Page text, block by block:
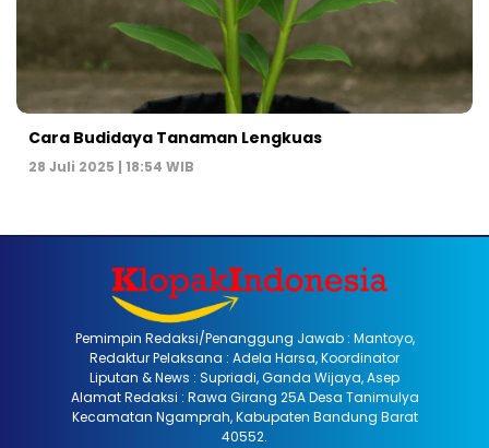
Cara Budidaya Tanaman Lengkuas
28 Juli 2025 | 18:54 WIB
Pemimpin Redaksi/Penanggung Jawab : Mantoyo,
Redaktur Pelaksana : Adela Harsa, Koordinator
Liputan & News : Supriadi, Ganda Wijaya, Asep
Alamat Redaksi : Rawa Girang 25A Desa Tanimulya
Kecamatan Ngamprah, Kabupaten Bandung Barat
40552.